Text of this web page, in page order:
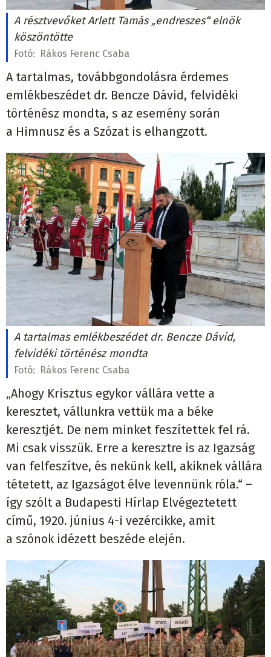
A résztvevőket Arlett Tamás „endreszes“ elnök
köszöntötte
Fotó: Rákos Ferenc Csaba
A tartalmas, továbbgondolásra érdemes
emlékbeszédet dr. Bencze Dávid, felvidéki
történész mondta, s az esemény során
a Himnusz és a Szózat is elhangzott.
A tartalmas emlékbeszédet dr. Bencze Dávid,
felvidéki történész mondta
Fotó: Rákos Ferenc Csaba
„Ahogy Krisztus egykor vállára vette a
keresztet, vállunkra vettük ma a béke
keresztjét. De nem minket feszítettek fel rá.
Mi csak visszük. Erre a keresztre is az Igazság
van felfeszítve, és nekünk kell, akiknek vállára
tétetett, az Igazságot élve levennünk róla.“ –
így szólt a Budapesti Hírlap Elvégeztetett
című, 1920. június 4-i vezércikke, amit
a szónok idézett beszéde elején.